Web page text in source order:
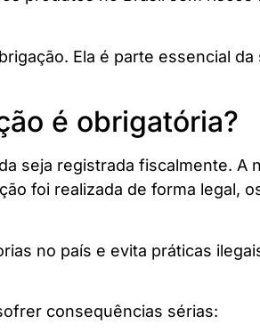
Ela é parte essencial
é obrigatória?
seja registrada fiscalmente. A
foi realizada de forma legal,
no país e evita práticas
consequências sérias: